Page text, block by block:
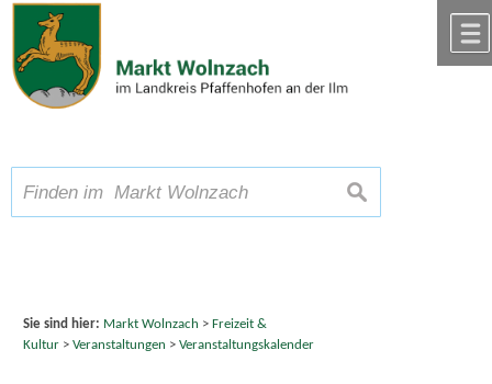
Zum Inhalt,zur Navigation
Schriftgröße A A A suchen
Sie sind hier: Markt Wolnzach > Freizeit &
Kultur> Veranstaltungen > Veranstaltungskalender